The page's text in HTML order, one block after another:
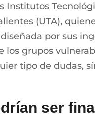
Institutos
(UTA),
por sus
los grupos
tipo de dudas,
ser